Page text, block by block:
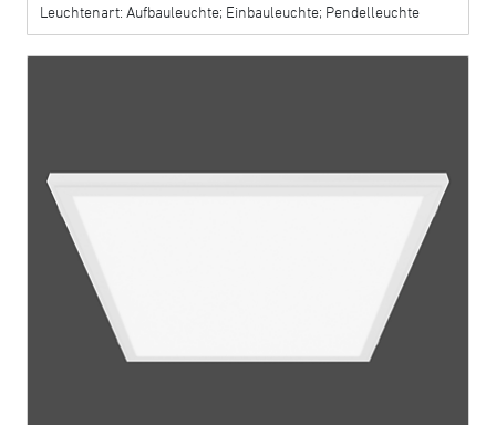
Leuchtenart: Aufbauleuchte; Einbauleuchte; Pendelleuchte